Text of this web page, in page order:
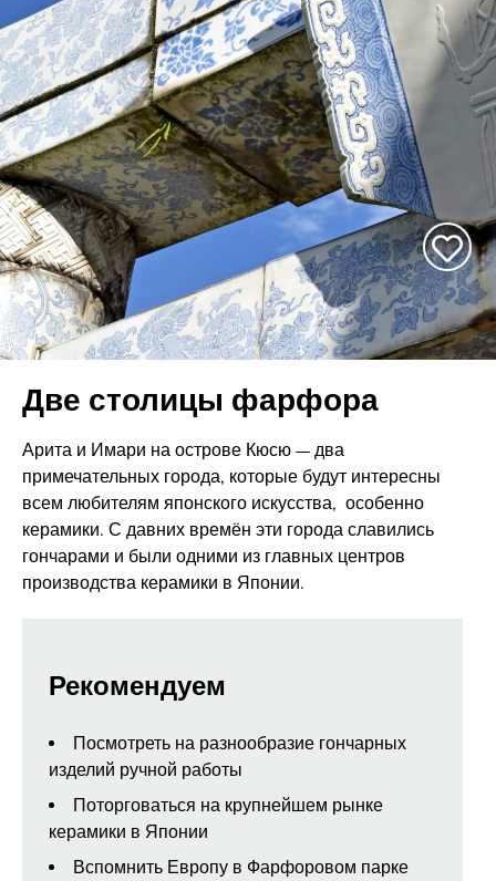
Две столицы фарфора
Арита и Имари на острове Кюсю — два
примечательных города, которые будут интересны
всем любителям японского искусства, особенно
керамики. С давних времён эти города славились
гончарами и были одними из главных центров
производства керамики в Японии.
Рекомендуем
Посмотреть на разнообразие гончарных
изделий ручной работы
Поторговаться на крупнейшем рынке
керамики в Японии
Вспомнить Европу в Фарфоровом парке